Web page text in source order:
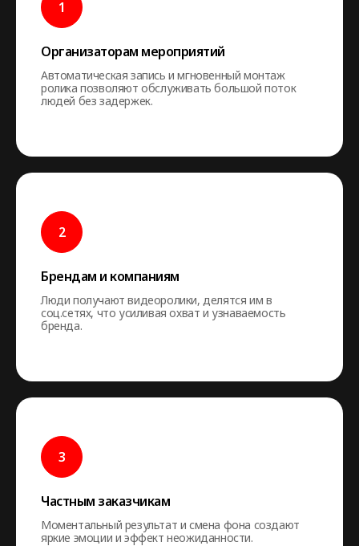
Организаторам мероприятий
Автоматическая запись и мгновенный монтаж
ролика позволяют обслуживать большой поток
людей без задержек.
Брендам и компаниям
Люди получают видеоролики, делятся им в
соц.сетях, что усиливая охват и узнаваемость
бренда.
Частным заказчикам
Моментальный результат и смена фона создают
яркие эмоции и эффект неожиданности.